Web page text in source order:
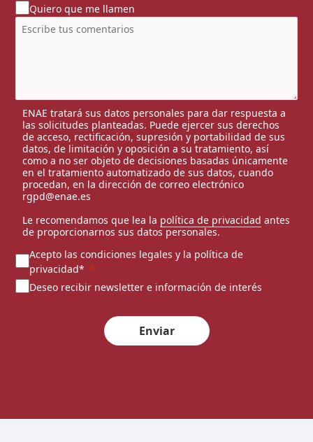
Quiero que me llamen
ENAE tratará sus datos personales para dar respuesta a
las solicitudes planteadas. Puede ejercer sus derechos
de acceso, rectificación, supresión y portabilidad de sus
datos, de limitación y oposición a su tratamiento, así
como a no ser objeto de decisiones basadas únicamente
en el tratamiento automatizado de sus datos, cuando
procedan, en la dirección de correo electrónico
rgpd@enae.es
Le recomendamos que lea la política de privacidad antes
de proporcionarnos sus datos personales.
Acepto las condiciones legales y la política de
privacidad*
Deseo recibir newsletter e información de interés
Enviar